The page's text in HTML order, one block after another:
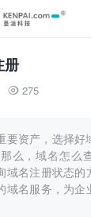
册
 275
要资产，选择好
么，域名怎么
域名注册状态的
域名服务，为企